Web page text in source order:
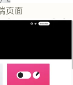
页面